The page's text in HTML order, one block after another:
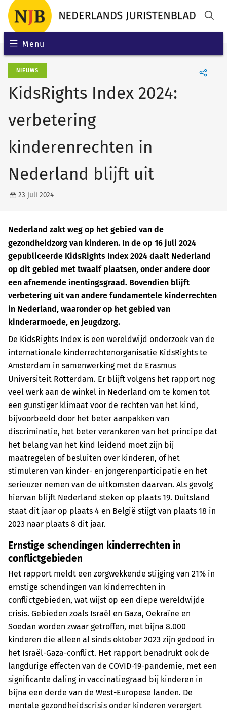
Menu
NIEUWS
KidsRights Index 2024:
verbetering
kinderenrechten in
Nederland blijft uit
23 juli 2024
Nederland zakt weg op het gebied van de
gezondheidzorg van kinderen. In de op 16 juli 2024
gepubliceerde KidsRights Index 2024 daalt Nederland
op dit gebied met twaalf plaatsen, onder andere door
een afnemende inentingsgraad. Bovendien blijft
verbetering uit van andere fundamentele kinderrechten
in Nederland, waaronder op het gebied van
kinderarmoede, en jeugdzorg.
De KidsRights Index is een wereldwijd onderzoek van de
internationale kinderrechtenorganisatie KidsRights te
Amsterdam in samenwerking met de Erasmus
Universiteit Rotterdam. Er blijft volgens het rapport nog
veel werk aan de winkel in Nederland om te komen tot
een gunstiger klimaat voor de rechten van het kind,
bijvoorbeeld door het beter aanpakken van
discriminatie, het beter verankeren van het principe dat
het belang van het kind leidend moet zijn bij
maatregelen of besluiten over kinderen, of het
stimuleren van kinder- en jongerenparticipatie en het
serieuzer nemen van de uitkomsten daarvan. Als gevolg
hiervan blijft Nederland steken op plaats 19. Duitsland
staat dit jaar op plaats 4 en België stijgt van plaats 18 in
2023 naar plaats 8 dit jaar.
Ernstige schendingen kinderrechten in
conflictgebieden
Het rapport meldt een zorgwekkende stijging van 21% in
ernstige schendingen van kinderrechten in
conflictgebieden, wat wijst op een diepe wereldwijde
crisis. Gebieden zoals Israël en Gaza, Oekraïne en
Soedan worden zwaar getroffen, met bijna 8.000
kinderen die alleen al sinds oktober 2023 zijn gedood in
het Israël-Gaza-conflict. Het rapport benadrukt ook de
langdurige effecten van de COVID-19-pandemie, met een
significante daling in vaccinatiegraad bij kinderen in
bijna een derde van de West-Europese landen. De
mentale gezondheidscrisis onder kinderen verergert